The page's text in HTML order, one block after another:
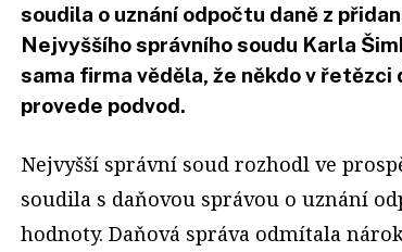
soudila o uznání odpočtu daně z
Nejvyššího správního soudu Karla
sama firma věděla, že někdo v
provede podvod.
Nejvyšší správní soud rozhodl ve
soudila s daňovou správou o uznání
hodnoty. Daňová správa odmítala